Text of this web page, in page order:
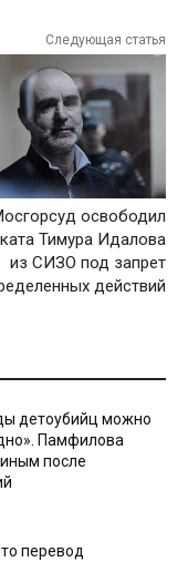
Следующая статья
освободил
Тимура Идалова
из СИЗО под запрет
действий
детоубийц можно
Памфилова
после
перевод